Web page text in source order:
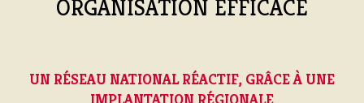
ORGANISATION EFFICACE
UN RÉSEAU NATIONAL RÉACTIF, GRÂCE À UNE
IMPLANTATION RÉGIONALE